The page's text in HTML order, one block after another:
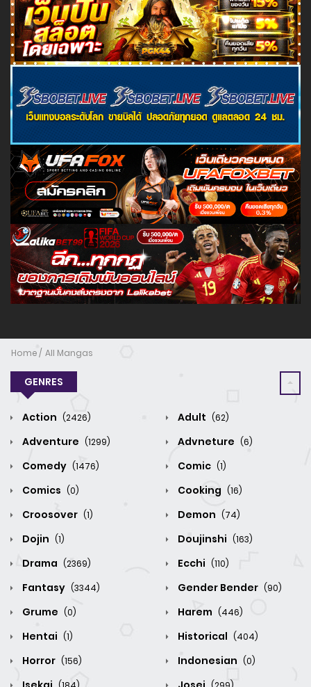
Home All Mangas
GENRES
Action (2426) Adult (62)
Adventure (1299) Advneture (6)
Comedy (1476) Comic (1)
Comics (0) Cooking (16)
Croosover (1) Demon (74)
Dojin (1) Doujinshi (163)
Drama (2369) Ecchi (110)
Fantasy (3344) Gender Bender (90)
Grume (0) Harem (446)
Hentai (1) Historical (404)
Horror (156) Indonesian (0)